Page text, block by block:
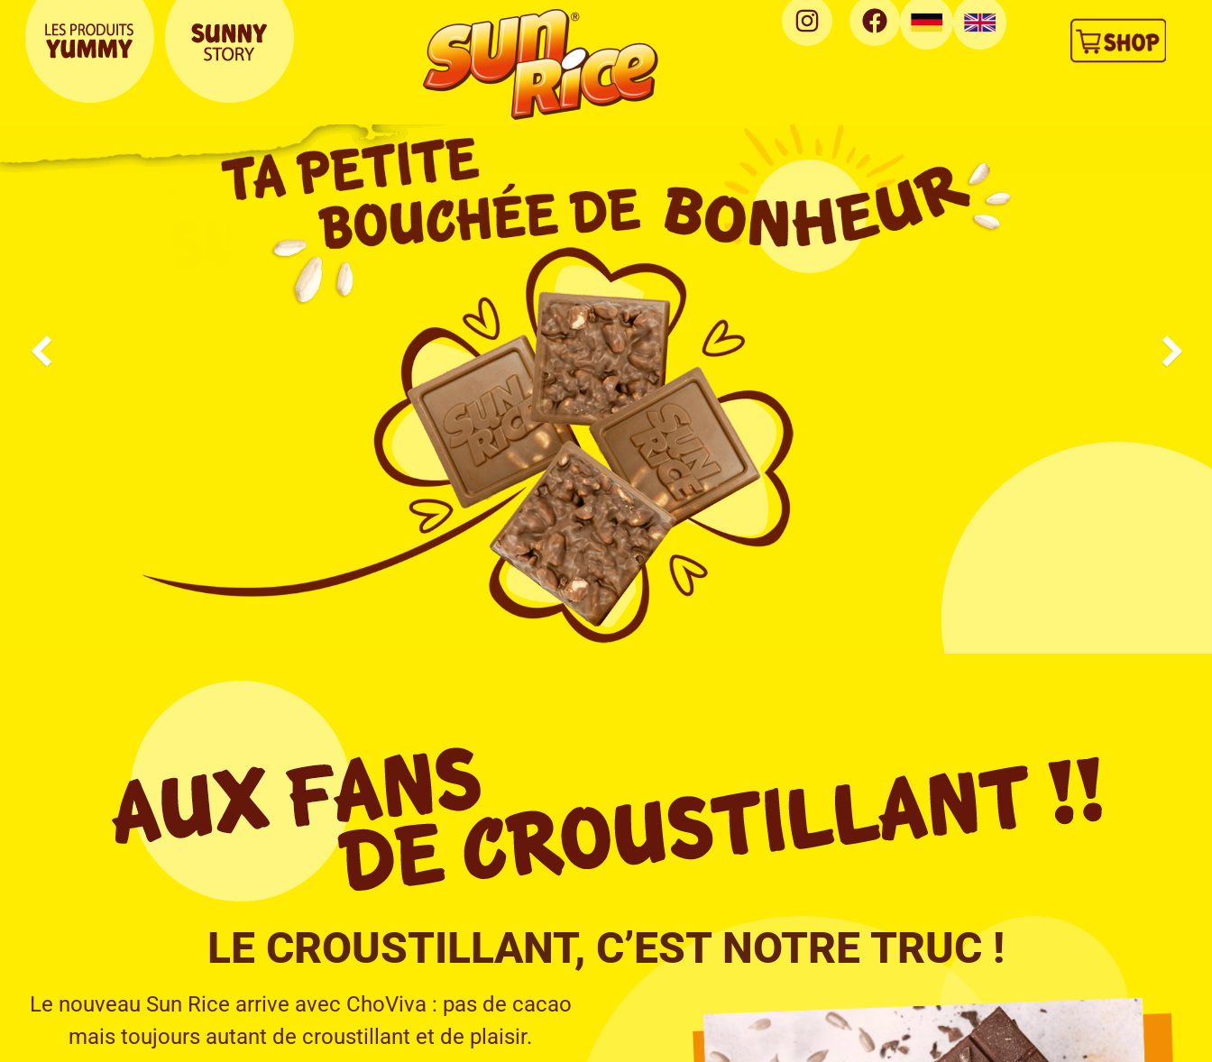
LE CROUSTILLANT, C’EST NOTRE TRUC !
Le nouveau Sun Rice arrive avec ChoViva : pas de cacao
mais toujours autant de croustillant et de plaisir.